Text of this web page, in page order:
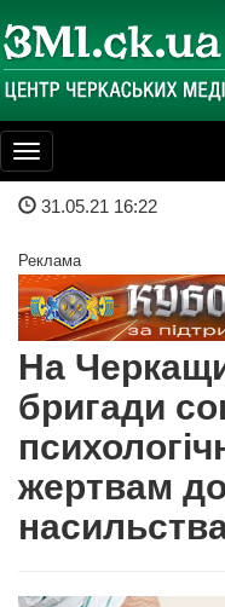
Toggle
navigation
31.05.21 16:22
Реклама
На
бригади
жертвам